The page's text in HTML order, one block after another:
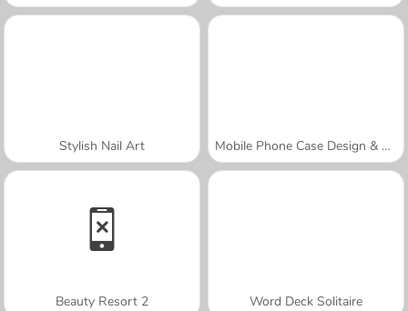
Stylish Nail Art Mobile Phone Case Design & DIY
Beauty Resort 2 Word Deck Solitaire